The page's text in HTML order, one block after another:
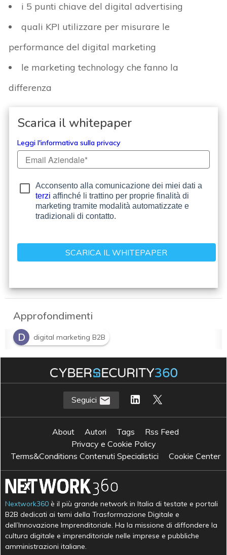
i 5 punti chiave del digital advertising
quali KPI utilizzare per misurare le
performance del digital marketing
le marketing technology che fanno la
differenza
Scarica il whitepaper
Leggi l'informativa sulla privacy
Acconsento alla comunicazione dei miei dati a
terzi affinché li trattino per proprie finalità di
marketing tramite modalità automatizzate e
tradizionali di contatto.
Approfondimenti
D
digital marketing B2B
M marketing omnicanale
marketing technology
Seguici
About Autori Tags
Rss Feed
Privacy e Cookie Policy
Terms&Conditions Contenuti Specialistici
Cookie Center
Nextwork360 è il più grande network in Italia di testate e portali
B2B dedicati ai temi della Trasformazione Digitale e
dell’Innovazione Imprenditoriale. Ha la missione di diffondere la
cultura digitale e imprenditoriale nelle imprese e pubbliche
amministrazioni italiane.